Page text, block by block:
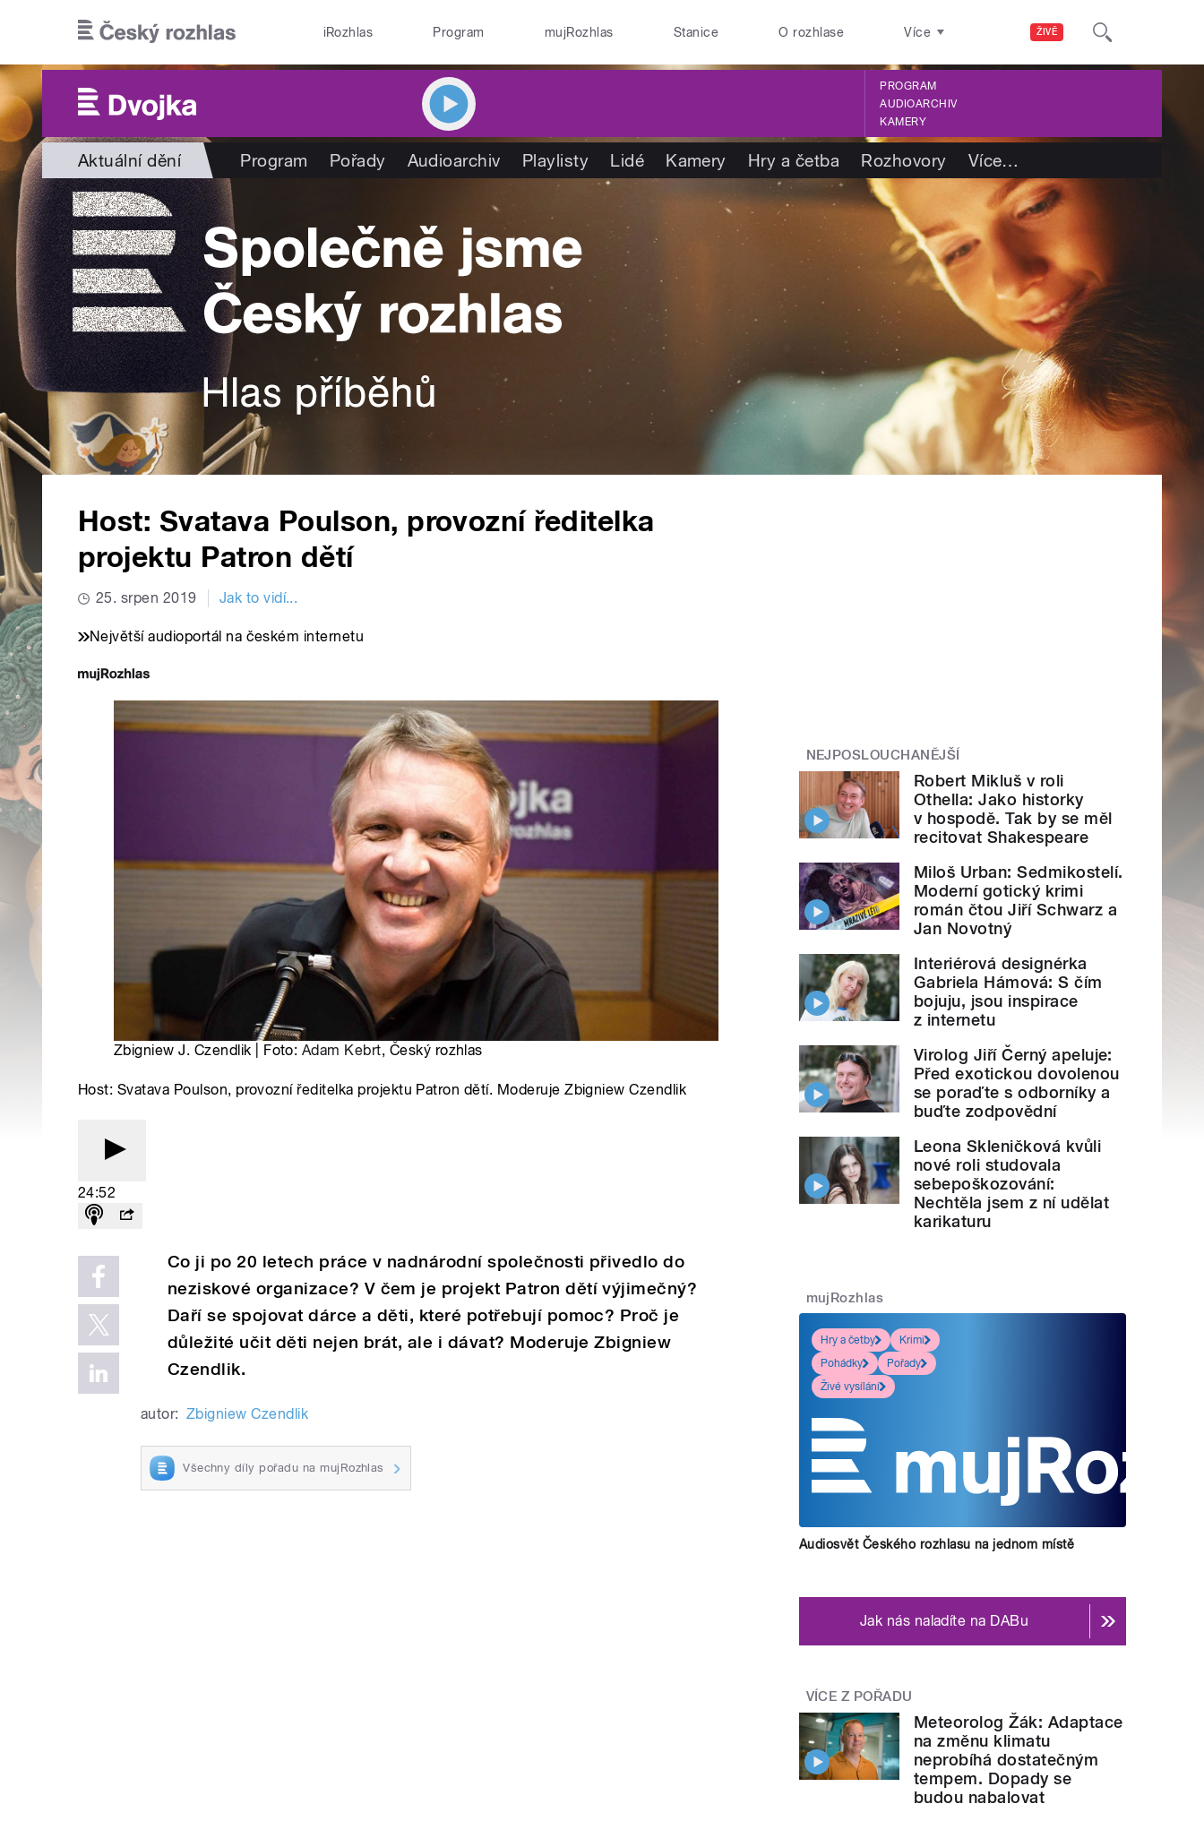
ŽIVĚ
iRozhlas Program mujRozhlas Stanice O rozhlase Více
PROGRAM
AUDIOARCHIV
KAMERY
Aktuální dění Program Pořady Audioarchiv Playlisty Lidé Kamery Hry a četba Rozhovory Více…
Host: Svatava Poulson, provozní ředitelka
projektu Patron dětí
25. srpen 2019 Jak to vidí...
Největší audioportál na českém internetu
Zbigniew J. Czendlik | Foto: Adam Kebrt, Český rozhlas
Host: Svatava Poulson, provozní ředitelka projektu Patron dětí. Moderuje Zbigniew Czendlik
24:52
Co ji po 20 letech práce v nadnárodní společnosti přivedlo do
neziskové organizace? V čem je projekt Patron dětí výjimečný?
Daří se spojovat dárce a děti, které potřebují pomoc? Proč je
důležité učit děti nejen brát, ale i dávat? Moderuje Zbigniew
Czendlik.
autor: Zbigniew Czendlik
Všechny díly pořadu na mujRozhlas
NEJPOSLOUCHANĚJŠÍ
Robert Mikluš v roli
Othella: Jako historky
v hospodě. Tak by se měl
recitovat Shakespeare
Miloš Urban: Sedmikostelí.
Moderní gotický krimi
román čtou Jiří Schwarz a
Jan Novotný
Interiérová designérka
Gabriela Hámová: S čím
bojuju, jsou inspirace
z internetu
Virolog Jiří Černý apeluje:
Před exotickou dovolenou
se poraďte s odborníky a
buďte zodpovědní
Leona Skleničková kvůli
nové roli studovala
sebepoškozování:
Nechtěla jsem z ní udělat
karikaturu
mujRozhlas
Hry a četby
Krimi
Pohádky
Pořady
Živé vysílání
Audiosvět Českého rozhlasu na jednom místě
Jak nás naladíte na DABu
VÍCE Z POŘADU
Meteorolog Žák: Adaptace
na změnu klimatu
neprobíhá dostatečným
tempem. Dopady se
budou nabalovat